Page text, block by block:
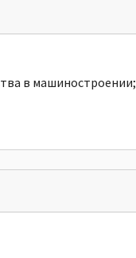
в машиностроении;